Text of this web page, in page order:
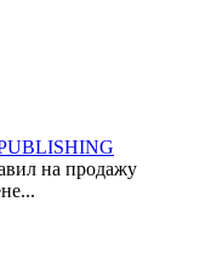
на продажу